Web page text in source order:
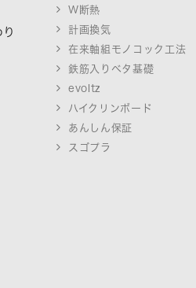
W断熱
計画換気
在来軸組モノコック工法
鉄筋入りベタ基礎
evoltz
ハイクリンボード
あんしん保証
スゴプラ